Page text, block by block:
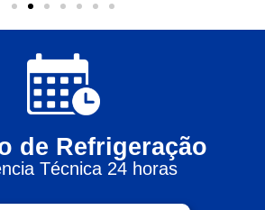
de Refrigeração
Técnica 24 horas